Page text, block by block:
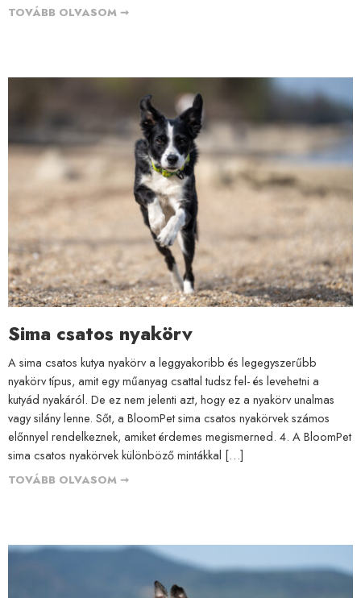
TOVÁBB OLVASOM ➞
Sima csatos nyakörv
A sima csatos kutya nyakörv a leggyakoribb és legegyszerűbb
nyakörv típus, amit egy műanyag csattal tudsz fel- és levehetni a
kutyád nyakáról. De ez nem jelenti azt, hogy ez a nyakörv unalmas
vagy silány lenne. Sőt, a BloomPet sima csatos nyakörvek számos
előnnyel rendelkeznek, amiket érdemes megismerned. 4. A BloomPet
sima csatos nyakörvek különböző mintákkal […]
TOVÁBB OLVASOM ➞